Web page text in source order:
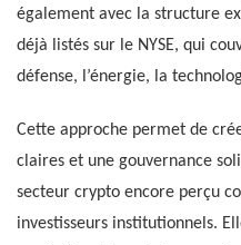
également avec la structure
déjà listés sur le NYSE, qui
défense, l’énergie, la
Cette approche permet de
claires et une gouvernance
secteur crypto encore perçu
investisseurs institutionnels.